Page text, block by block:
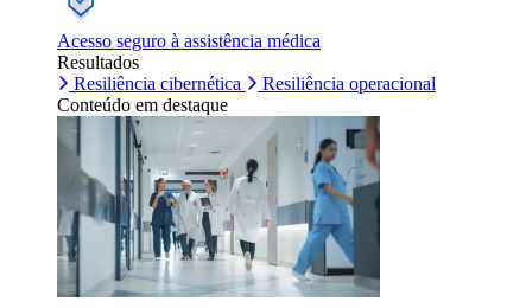
Acesso seguro à assistência médica
Resultados
Resiliência cibernética
Resiliência operacional
Conteúdo em destaque